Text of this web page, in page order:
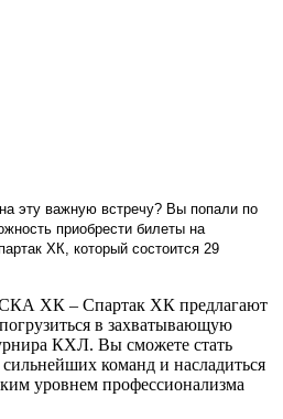
эту важную встречу? Вы попали по
приобрести билеты на
ХК, который состоится 29
ХК – Спартак ХК предлагают
в захватывающую
КХЛ. Вы сможете стать
команд и насладиться
уровнем профессионализма